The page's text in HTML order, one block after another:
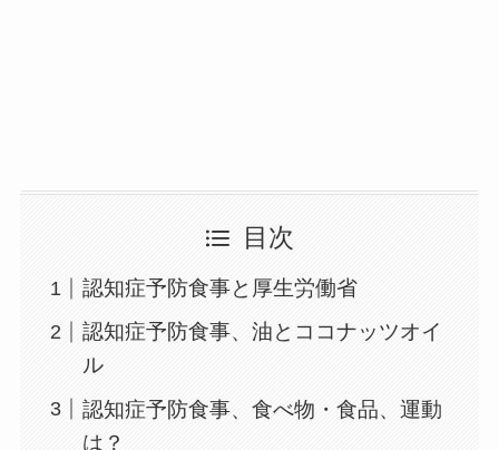
目次
認知症予防食事と厚生労働省
認知症予防食事、油とココナッツオイ
ル
認知症予防食事、食べ物・食品、運動
は？